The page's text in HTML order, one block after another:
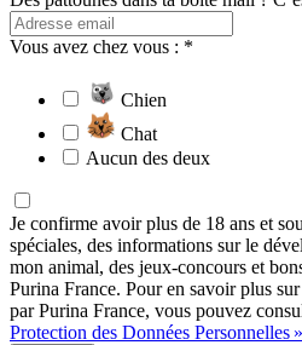
Vous avez chez vous : *
Chien
Chat
Aucun des deux
Je confirme avoir plus de 18 ans et
spéciales, des informations sur le
mon animal, des jeux-concours et
Purina France. Pour en savoir plus
par Purina France, vous pouvez
Protection des Données Personnelles »